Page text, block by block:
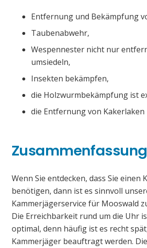
Entfernung und Bekämpfung
Taubenabwehr,
Wespennester nicht nur
umsiedeln,
Insekten bekämpfen,
die Holzwurmbekämpfung ist
die Entfernung von Kakerlaken
Zusammenfassung
Wenn Sie entdecken, dass Sie einen
benötigen, dann ist es sinnvoll
Kammerjägerservice für Mooswald
Die Erreichbarkeit rund um die Uhr
optimal, denn häufig ist es recht
Kammerjäger beauftragt werden.